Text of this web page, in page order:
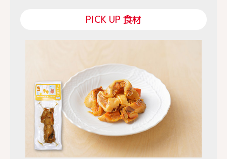
PICK UP 食材